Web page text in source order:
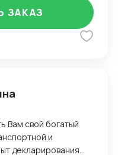
ЗАКАЗ
и
декларирования